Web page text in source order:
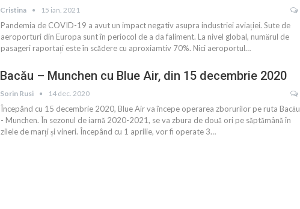
Cristina 15 ian. 2021
Pandemia de COVID-19 a avut un impact negativ asupra industriei aviației. Sute de
aeroporturi din Europa sunt în periocol de a da faliment. La nivel global, numărul de
pasageri raportați este în scădere cu aproxiamtiv 70%. Nici aeroportul…
Bacău – Munchen cu Blue Air, din 15 decembrie 2020
Sorin Rusi 14 dec. 2020
Începând cu 15 decembrie 2020, Blue Air va începe operarea zborurilor pe ruta Bacău
- Munchen. În sezonul de iarnă 2020-2021, se va zbura de două ori pe săptămână în
zilele de marți și vineri. Începând cu 1 aprilie, vor fi operate 3…